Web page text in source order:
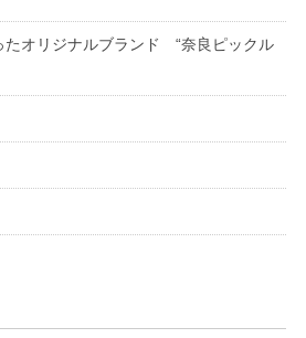
たオリジナルブランド “奈良ピックル